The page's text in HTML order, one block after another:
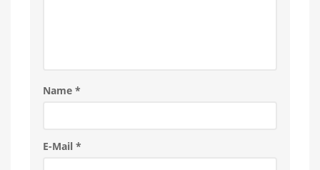
Name *
E-Mail *